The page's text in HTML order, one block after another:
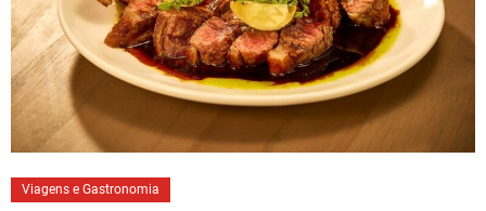
Viagens e Gastronomia